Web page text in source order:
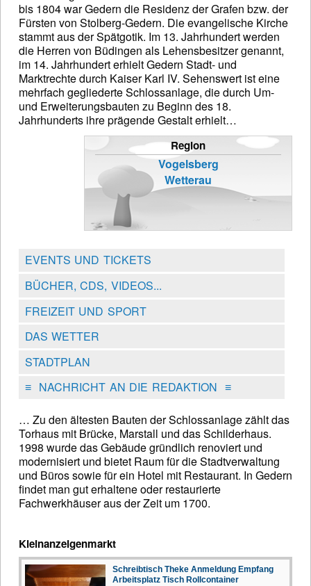
bis 1804 war Gedern die Residenz der Grafen bzw. der
Fürsten von Stolberg-Gedern. Die evangelische Kirche
stammt aus der Spätgotik. Im 13. Jahrhundert werden
die Herren von Büdingen als Lehensbesitzer genannt,
im 14. Jahrhundert erhielt Gedern Stadt- und
Marktrechte durch Kaiser Karl IV. Sehenswert ist eine
mehrfach gegliederte Schlossanlage, die durch Um-
und Erweiterungsbauten zu Beginn des 18.
Jahrhunderts ihre prägende Gestalt erhielt…
Region
Vogelsberg
Wetterau
EVENTS UND TICKETS
BÜCHER, CDS, VIDEOS...
FREIZEIT UND SPORT
DAS WETTER
STADTPLAN
≡NACHRICHT AN DIE REDAKTION ≡
… Zu den ältesten Bauten der Schlossanlage zählt das
Torhaus mit Brücke, Marstall und das Schilderhaus.
1998 wurde das Gebäude gründlich renoviert und
modernisiert und bietet Raum für die Stadtverwaltung
und Büros sowie für ein Hotel mit Restaurant. In Gedern
findet man gut erhaltene oder restaurierte
Fachwerkhäuser aus der Zeit um 1700.
Kleinanzeigenmarkt
Schreibtisch Theke Anmeldung Empfang
Arbeitsplatz Tisch Rollcontainer